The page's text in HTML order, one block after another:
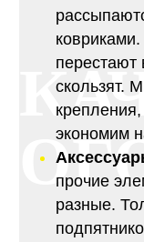
перестают
скользят.
экономим
прочие
разные.